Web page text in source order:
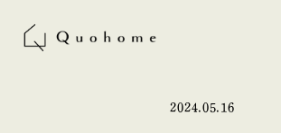
2024.05.16